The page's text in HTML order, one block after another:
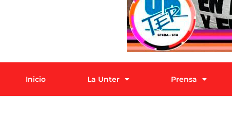
Inicio La Unter Prensa